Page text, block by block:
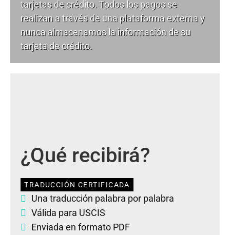
tarjetas de crédito. Todos los pagos se
realizan a través de una plataforma externa y
nunca almacenamos la información de su
tarjeta de crédito.
¿Qué recibirá?
TRADUCCIÓN CERTIFICADA
Una traducción palabra por palabra
Válida para USCIS
Enviada en formato PDF